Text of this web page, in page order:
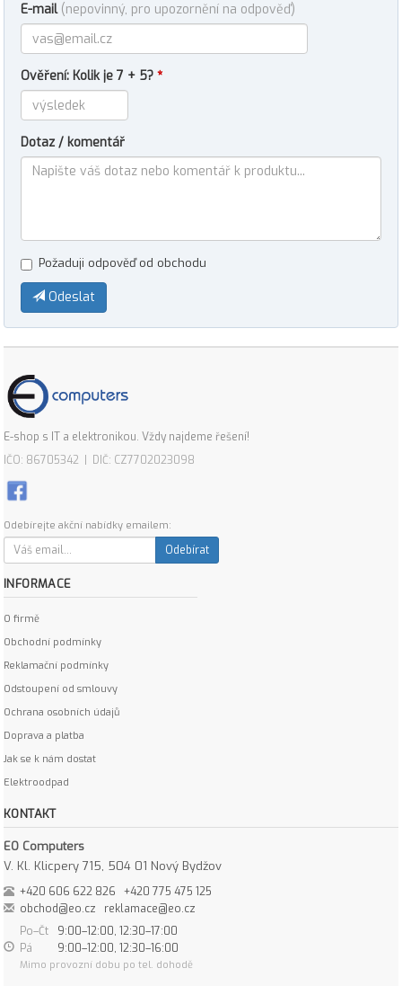
E-mail (nepovinný, pro upozornění na odpověď)
Ověření: Kolik je 7 + 5? *
Dotaz / komentář
Požaduji odpověď od obchodu
Odeslat
E-shop s IT a elektronikou. Vždy najdeme řešení!
IČO: 86705342 | DIČ: CZ7702023098
Odebírejte akční nabídky emailem:
Odebírat
INFORMACE
O firmě
Obchodní podmínky
Reklamační podmínky
Odstoupení od smlouvy
Ochrana osobních údajů
Doprava a platba
Jak se k nám dostat
Elektroodpad
KONTAKT
EO Computers
V. Kl. Klicpery 715, 504 01 Nový Bydžov
+420 606 622 826
+420 775 475 125
obchod@eo.cz
reklamace@eo.cz
Po–Čt
9:00–12:00, 12:30–17:00
Pá
9:00–12:00, 12:30–16:00
Mimo provozní dobu po tel. dohodě